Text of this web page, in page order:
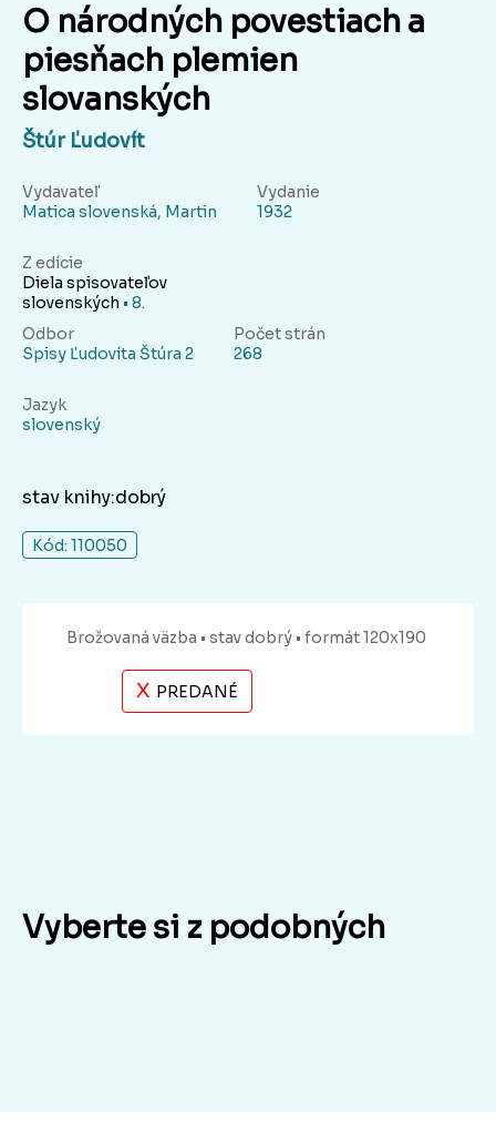
O národných povestiach a
piesňach plemien
slovanských
Štúr Ľudovít
Vydavateľ
Matica slovenská, Martin
Vydanie
1932
Z edície
Diela spisovateľov
slovenských • 8.
Odbor
Spisy Ľudovíta Štúra 2
Počet strán
268
Jazyk
slovenský
stav knihy:dobrý
Kód: 110050
Brožovaná väzba • stav dobrý • formát 120x190
X PREDANÉ
Vyberte si z podobných